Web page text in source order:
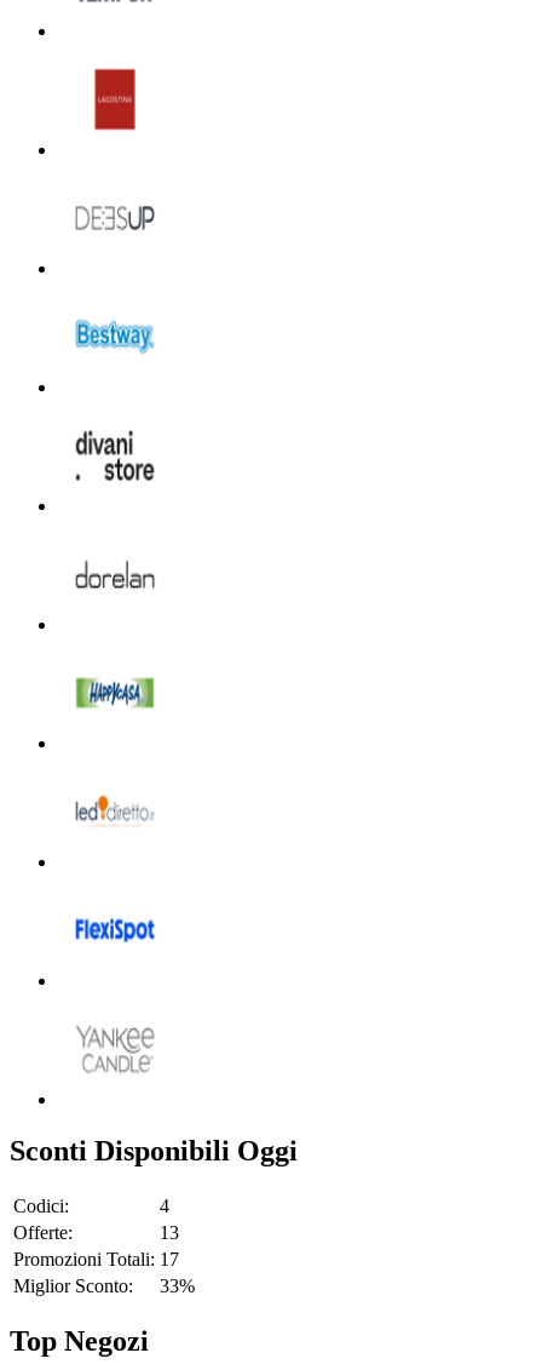
Sconti Disponibili Oggi
Codici:
4
Offerte:
13
Promozioni Totali: 17
Miglior Sconto:
33%
Top Negozi